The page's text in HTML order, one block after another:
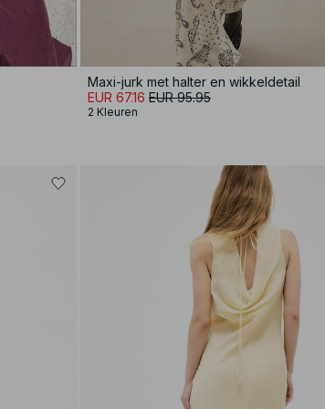
Maxi-jurk met halter en wikkeldetail
EUR 67.16 EUR 95.95
2 Kleuren